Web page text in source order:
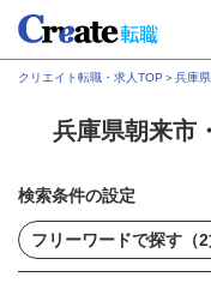
クリエイト転職・求人TOP ＞兵庫県
兵庫県朝来市
検索条件の設定